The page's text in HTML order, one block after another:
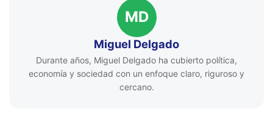
MD
Miguel Delgado
Durante años, Miguel Delgado ha cubierto política,
economía y sociedad con un enfoque claro, riguroso y
cercano.